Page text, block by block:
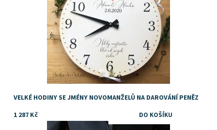
VELKÉ HODINY SE JMÉNY NOVOMANŽELŮ NA DAROVÁNÍ PENĚZ
1 287 Kč
TIP NA SVATEBNÍ DÁREK